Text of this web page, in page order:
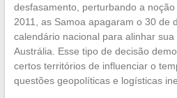
desfasamento, perturbando a
2011, as Samoa apagaram o 30 de
calendário nacional para alinhar
Austrália. Esse tipo de decisão
certos territórios de influenciar o
questões geopolíticas e logísticas